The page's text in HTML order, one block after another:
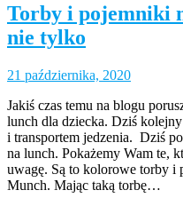
Torby i pojemniki
nie tylko
21 października, 2020
Jakiś czas temu na blogu
lunch dla dziecka. Dziś
i transportem jedzenia. Dziś
na lunch. Pokażemy Wam te,
uwagę. Są to kolorowe torby i
Munch. Mając taką torbę…